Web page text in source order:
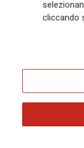
Legal Info
cliccando